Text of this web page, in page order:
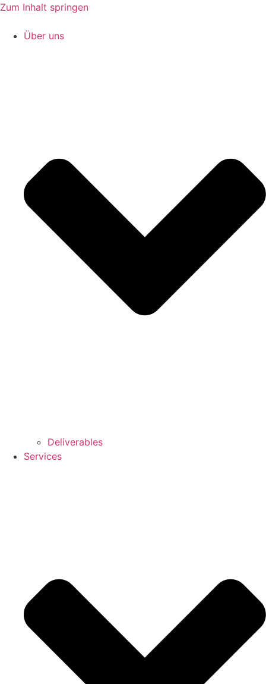
Zum Inhalt springen
Über uns
Deliverables
Services